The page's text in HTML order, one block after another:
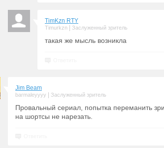
TimKzn RTY
Timurkzn Заслуженный зритель
такая же мысль возникла
Jim Beam
barmaleyyyy Заслуженный зритель
Провальный сериал, попытка переманить
на шортсы не нарезать.